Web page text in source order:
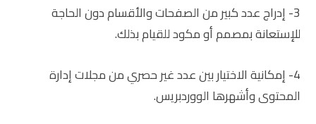
3- إدراج عدد كبير من الصفحات والأقسام دون الحاجة
للإستعانة بمصمم أو مكود للقيام بذلك.
4- إمكانية الاختيار بين عدد غير حصري من مجلات إدارة
المحتوى وأشهرها الووردبريس.